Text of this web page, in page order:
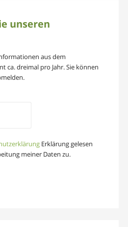
unseren
aus dem
ca. dreimal pro Jahr. Sie können
Erklärung gelesen
meiner Daten zu.